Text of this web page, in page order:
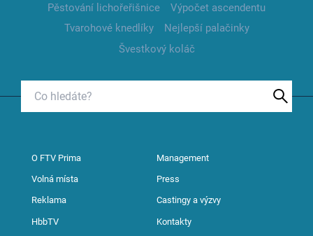
Pěstování lichořeřišnice
Výpočet ascendentu
Tvarohové knedlíky
Nejlepší palačinky
Švestkový koláč
O FTV Prima Management
Volná místa Press
Reklama Castingy a výzvy
HbbTV Kontakty